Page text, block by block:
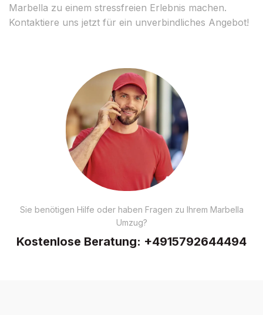
Marbella zu einem stressfreien Erlebnis machen.
Kontaktiere uns jetzt für ein unverbindliches Angebot!
Sie benötigen Hilfe oder haben Fragen zu Ihrem Marbella
Umzug?
Kostenlose Beratung: +4915792644494